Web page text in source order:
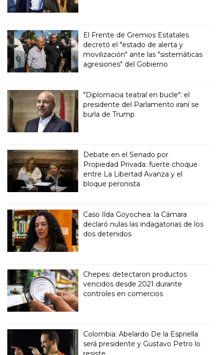
El Frente de Gremios Estatales
decretó el "estado de alerta y
movilización" ante las "sistemáticas
agresiones" del Gobierno
"Diplomacia teatral en bucle": el
presidente del Parlamento iraní se
burla de Trump
Debate en el Senado por
Propiedad Privada: fuerte choque
entre La Libertad Avanza y el
bloque peronista
Caso Ilda Goyochea: la Cámara
declaró nulas las indagatorias de los
dos detenidos
Chepes: detectaron productos
vencidos desde 2021 durante
controles en comercios
Colombia: Abelardo De la Espriella
será presidente y Gustavo Petro lo